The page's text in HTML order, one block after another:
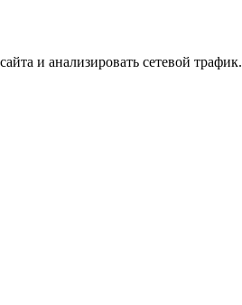
и анализировать сетевой трафик.